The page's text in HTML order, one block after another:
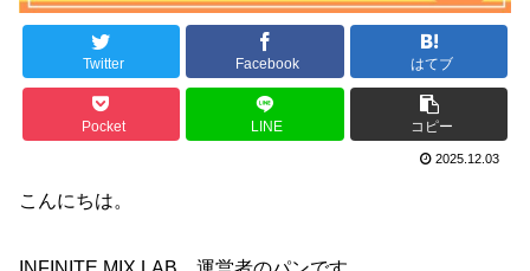
Twitter Facebook はてブ
Pocket LINE コピー
2025.12.03
こんにちは。